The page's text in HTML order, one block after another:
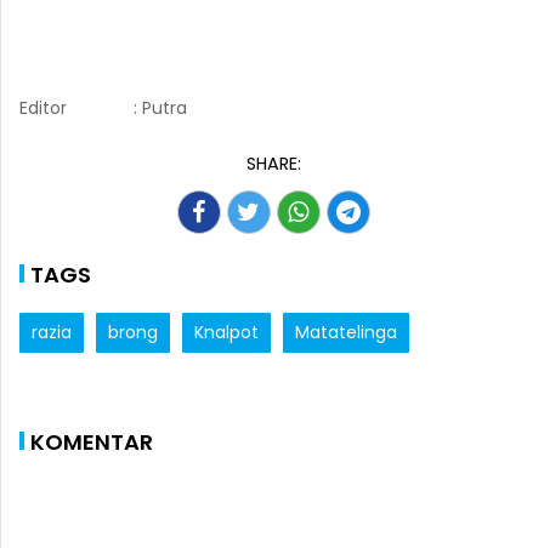
Editor : Putra
SHARE:
TAGS
razia brong Knalpot Matatelinga
KOMENTAR